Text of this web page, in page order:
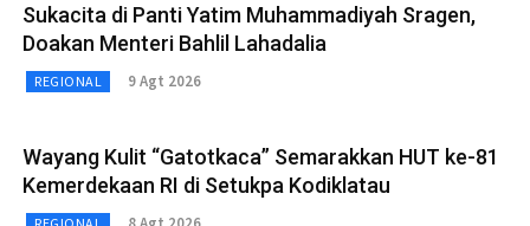
Sukacita di Panti Yatim Muhammadiyah Sragen,
Doakan Menteri Bahlil Lahadalia
REGIONAL 9 Agt 2026
Wayang Kulit “Gatotkaca” Semarakkan HUT ke-81
Kemerdekaan RI di Setukpa Kodiklatau